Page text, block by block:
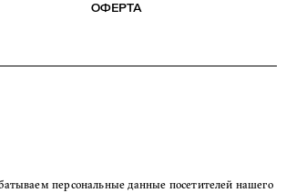
ОФЕРТА
персональные данные посетителей нашего